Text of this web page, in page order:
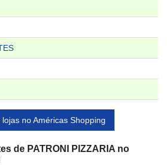
lojas no Américas Shopping
de PATRONI PIZZARIA no